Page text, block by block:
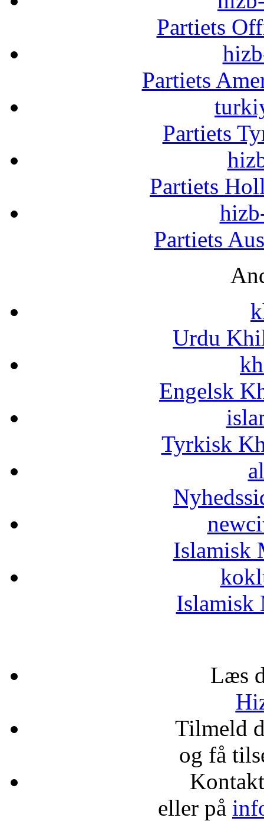
Partiets
Partiets
Partiets
Partiets
Partiets
Urdu
Engelsk
Tyrkisk
Islamisk
Islamisk
Læs
Tilmeld
og få
eller på